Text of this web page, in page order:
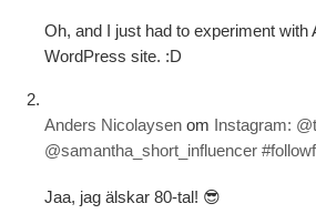
Oh, and I just had to experiment with
WordPress site. :D
Anders Nicolaysen om Instagram:
@samantha_short_influencer
Jaa, jag älskar 80-tal! 😎